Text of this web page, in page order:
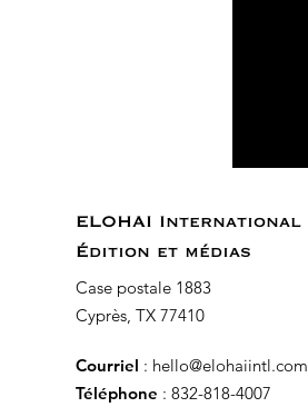
ELOHAI International
Édition et médias
Case postale 1883
Cyprès, TX 77410
Courriel : hello@elohaiintl.com
Téléphone : 832-818-4007